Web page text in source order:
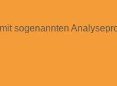
sogenannten